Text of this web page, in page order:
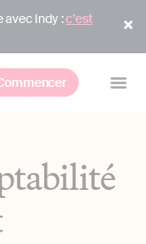
avec Indy :c’est